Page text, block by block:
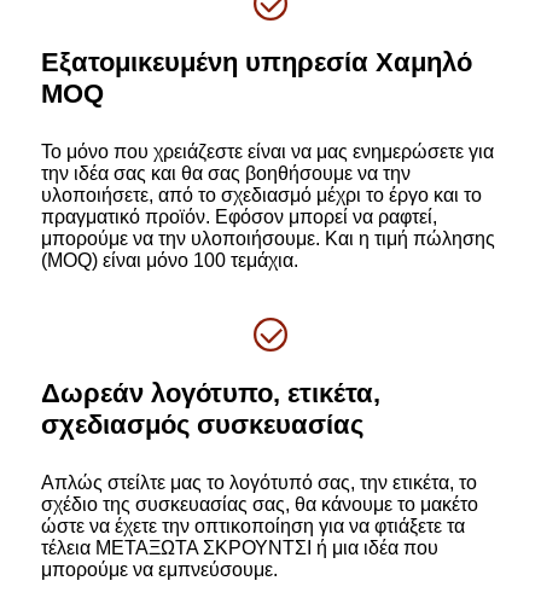
Εξατομικευμένη υπηρεσία Χαμηλό
MOQ
Το μόνο που χρειάζεστε είναι να μας ενημερώσετε για
την ιδέα σας και θα σας βοηθήσουμε να την
υλοποιήσετε, από το σχεδιασμό μέχρι το έργο και το
πραγματικό προϊόν. Εφόσον μπορεί να ραφτεί,
μπορούμε να την υλοποιήσουμε. Και η τιμή πώλησης
(MOQ) είναι μόνο 100 τεμάχια.
Δωρεάν λογότυπο, ετικέτα,
σχεδιασμός συσκευασίας
Απλώς στείλτε μας το λογότυπό σας, την ετικέτα, το
σχέδιο της συσκευασίας σας, θα κάνουμε το μακέτο
ώστε να έχετε την οπτικοποίηση για να φτιάξετε τα
τέλεια ΜΕΤΑΞΩΤΑ ΣΚΡΟΥΝΤΣΙ ή μια ιδέα που
μπορούμε να εμπνεύσουμε.